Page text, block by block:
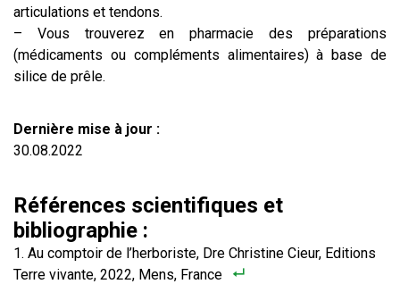
articulations et tendons.
– Vous trouverez en pharmacie des préparations
(médicaments ou compléments alimentaires) à base de
silice de prêle.
Dernière mise à jour :
30.08.2022
Références scientifiques et
bibliographie :
Au comptoir de l’herboriste, Dre Christine Cieur, Editions
Terre vivante, 2022, Mens, France